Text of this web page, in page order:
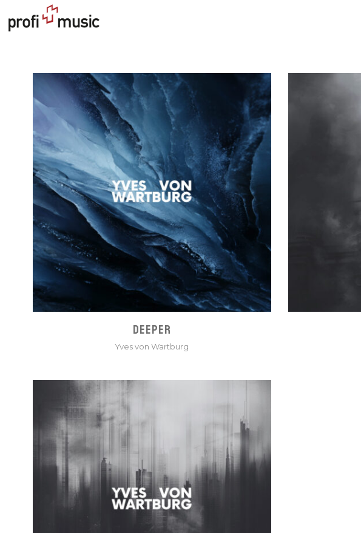
DEEPER
Yves von Wartburg